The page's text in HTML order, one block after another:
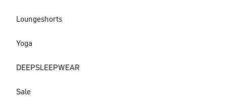
Loungeshorts
Yoga
DEEPSLEEPWEAR
Sale